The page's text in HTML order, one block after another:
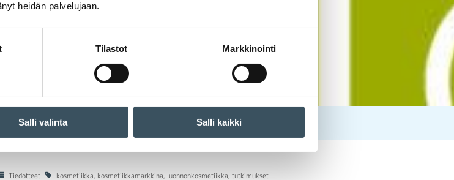
heidän palvelujaan.
Tilastot Markkinointi
Salli valinta Salli kaikki
maailmalla – Suomella vientipotentiaalia luonnonkosmetiikassa
Tiedotteet kosmetiikka kosmetiikkamarkkina luonnonkosmetiikka tutkimukset